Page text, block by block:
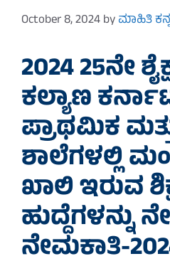
October 8, 2024byಮಾಹಿತಿ
2024 25ನೇ
ಕಲ್ಯಾಣ
ಪ್ರಾಥಮಿಕ
ಶಾಲೆಗಳಲ್ಲಿ
ಖಾಲಿ ಇರುವ
ಹುದ್ದೆಗಳನ್ನು
ನೇಮಕಾತಿ-